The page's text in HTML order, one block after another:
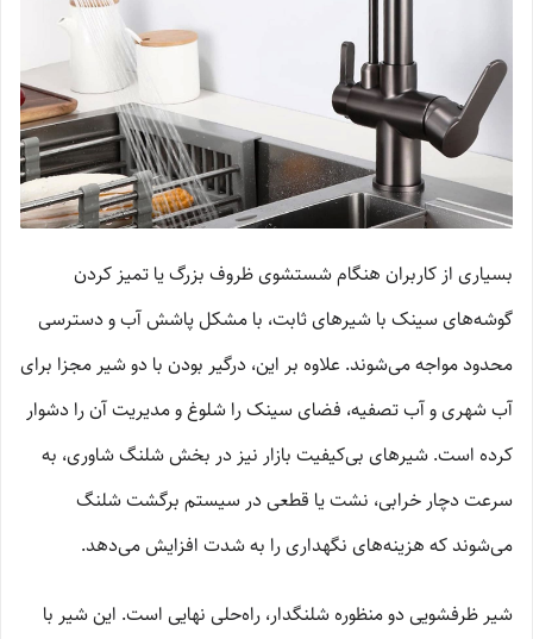
بسیاری از کاربران هنگام شستشوی ظروف بزرگ یا تمیز کردن
گوشه‌های سینک با شیرهای ثابت، با مشکل پاشش آب و دسترسی
محدود مواجه می‌شوند. علاوه بر این، درگیر بودن با دو شیر مجزا برای
آب شهری و آب تصفیه، فضای سینک را شلوغ و مدیریت آن را دشوار
کرده است. شیرهای بی‌کیفیت بازار نیز در بخش شلنگ شاوری، به
سرعت دچار خرابی، نشت یا قطعی در سیستم برگشت شلنگ
می‌شوند که هزینه‌های نگهداری را به شدت افزایش می‌دهد.
شیر ظرفشویی دو منظوره شلنگدار، راه‌حلی نهایی است. این شیر با